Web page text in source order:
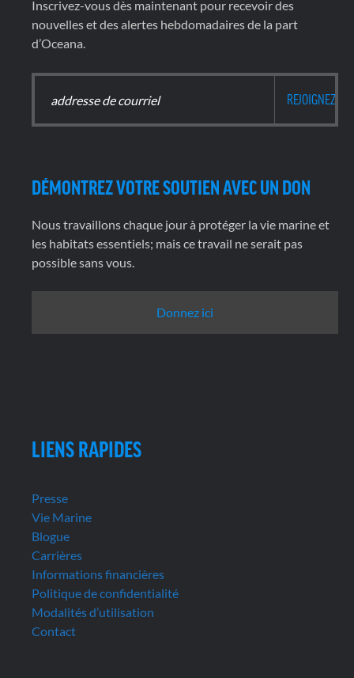
Inscrivez-vous dès maintenant pour recevoir des
nouvelles et des alertes hebdomadaires de la part
d’Oceana.
DÉMONTREZ VOTRE SOUTIEN AVEC UN DON
Nous travaillons chaque jour à protéger la vie marine et
les habitats essentiels; mais ce travail ne serait pas
possible sans vous.
Donnez ici
LIENS RAPIDES
Presse
Vie Marine
Blogue
Carrières
Informations financières
Politique de confidentialité
Modalités d’utilisation
Contact